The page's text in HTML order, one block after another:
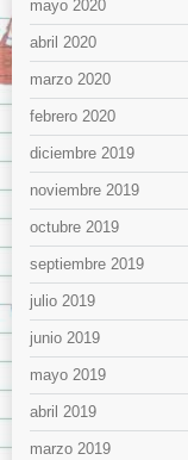
mayo 2020
abril 2020
marzo 2020
febrero 2020
diciembre 2019
noviembre 2019
octubre 2019
septiembre 2019
julio 2019
junio 2019
mayo 2019
abril 2019
marzo 2019